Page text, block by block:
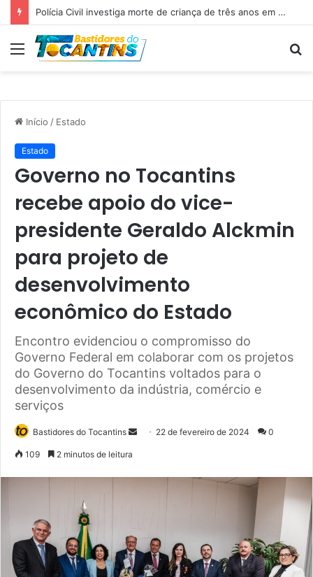
Professora Dorinha lidera disputa pelo Governo do Tocantins com 37,4% das intenções de voto, aponta pesquisa
Menu
Início / Estado
Estado
Governo no Tocantins
recebe apoio do vice-
presidente Geraldo Alckmin
para projeto de
desenvolvimento
econômico do Estado
Encontro evidenciou o compromisso do
Governo Federal em colaborar com os projetos
do Governo do Tocantins voltados para o
desenvolvimento da indústria, comércio e
serviços
Bastidores do Tocantins
e
-
22 de fevereiro de 2024 0
109 2 minutos de leitura